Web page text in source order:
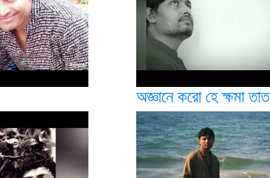
অজ্ঞানে করো হে ক্ষমা তাত